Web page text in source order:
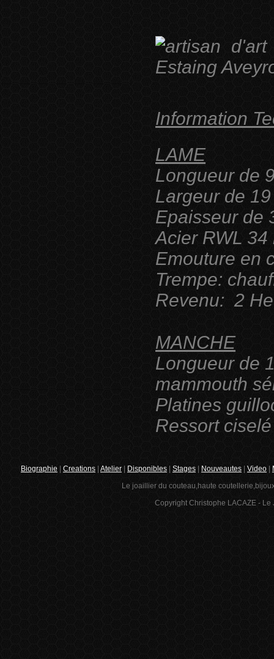
Information
LAME
Longueur de
Largeur de
Epaisseur de
Acier RWL
Emouture en
Trempe:
Revenu: 2
MANCHE
Longueur de
mammouth
Platines
Ressort
Biographie Creations Atelier Disponibles Stages Nouveautes Video
Le joaillier du couteau,haute
Copyright Christophe LACAZE -